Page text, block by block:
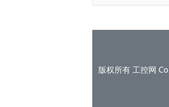
版权所有 工控网